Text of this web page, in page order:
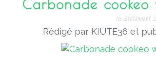
Carbonade cookeo
16 SEPTEMBRE
Rédigé par KIUTE36 et